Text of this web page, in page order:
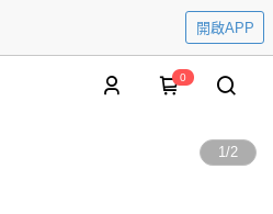
開啟APP
0
1/2